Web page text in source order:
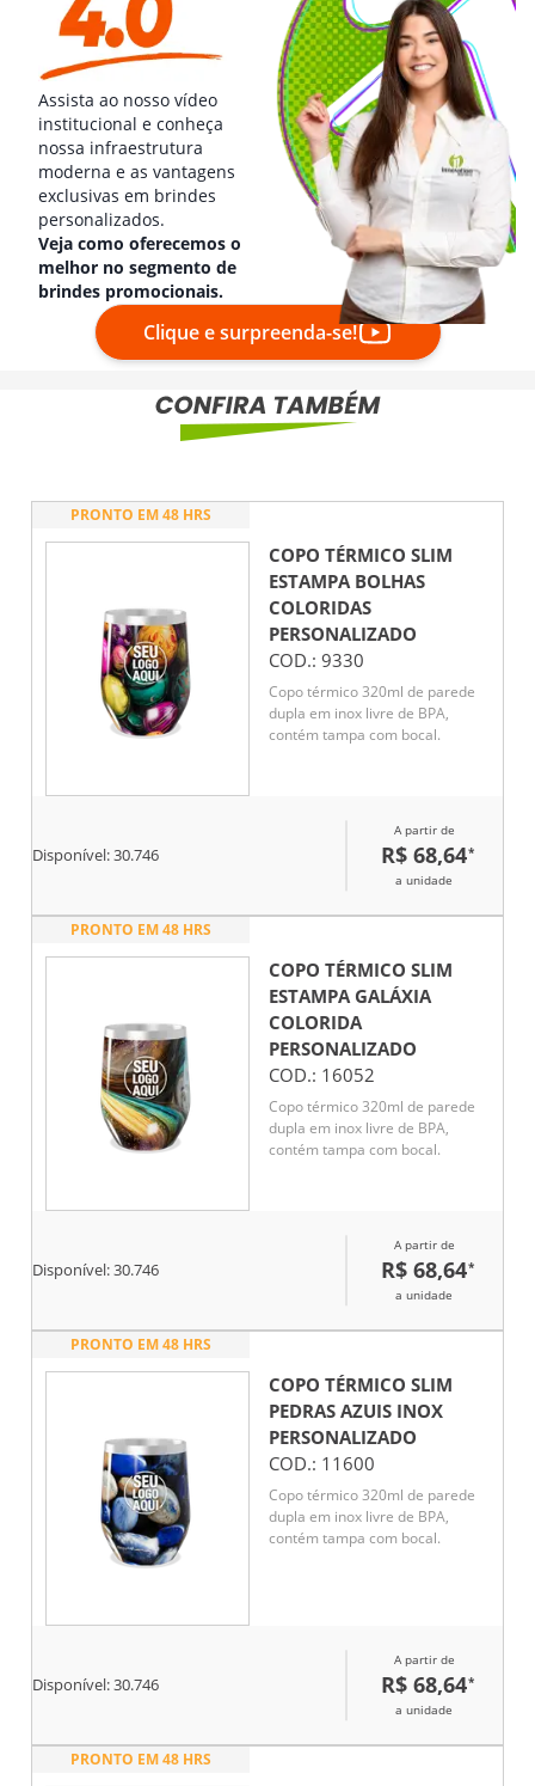
Assista ao nosso vídeo
institucional e conheça
nossa infraestrutura
moderna e as vantagens
exclusivas em brindes
personalizados.
Veja como oferecemos o
melhor no segmento de
brindes promocionais.
Clique e surpreenda-se!
PRONTO EM 48 HRS
COPO TÉRMICO SLIM
ESTAMPA BOLHAS
COLORIDAS
PERSONALIZADO
COD.: 9330
Copo térmico 320ml de parede
dupla em inox livre de BPA,
contém tampa com bocal.
Disponível:30.746
A partir de
R$ 68,64*
a unidade
PRONTO EM 48 HRS
COPO TÉRMICO SLIM
ESTAMPA GALÁXIA
COLORIDA
PERSONALIZADO
COD.: 16052
Copo térmico 320ml de parede
dupla em inox livre de BPA,
contém tampa com bocal.
Disponível:30.746
A partir de
R$ 68,64*
a unidade
PRONTO EM 48 HRS
COPO TÉRMICO SLIM
PEDRAS AZUIS INOX
PERSONALIZADO
COD.: 11600
Copo térmico 320ml de parede
dupla em inox livre de BPA,
contém tampa com bocal.
Disponível:30.746
A partir de
R$ 68,64*
a unidade
PRONTO EM 48 HRS